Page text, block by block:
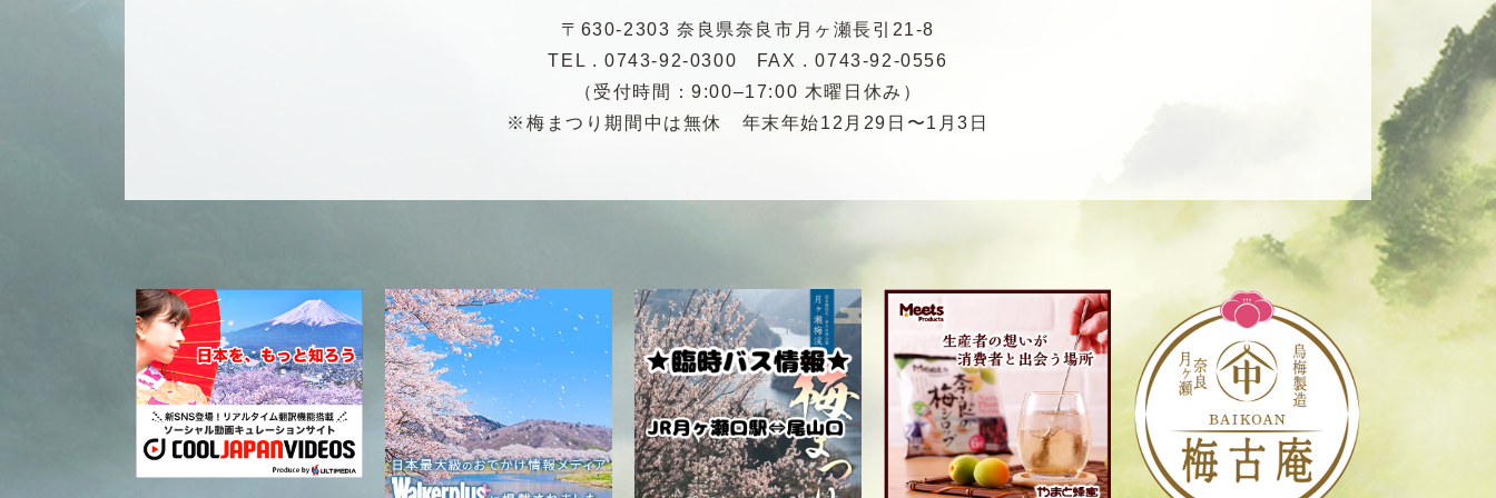
〒630-2303 奈良県奈良市月ヶ瀬長引21-8
TEL . 0743-92-0300
FAX . 0743-92-0556
（受付時間：9:00–17:00 木曜日休み）
※梅まつり期間中は無休 年末年始12月29日〜1月3日